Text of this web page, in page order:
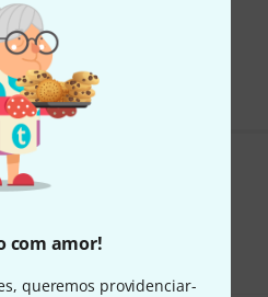
com amor!
queremos providenciar-
a partir de € 199
preços incl. IVA
que vê?
Ajuda e feedback